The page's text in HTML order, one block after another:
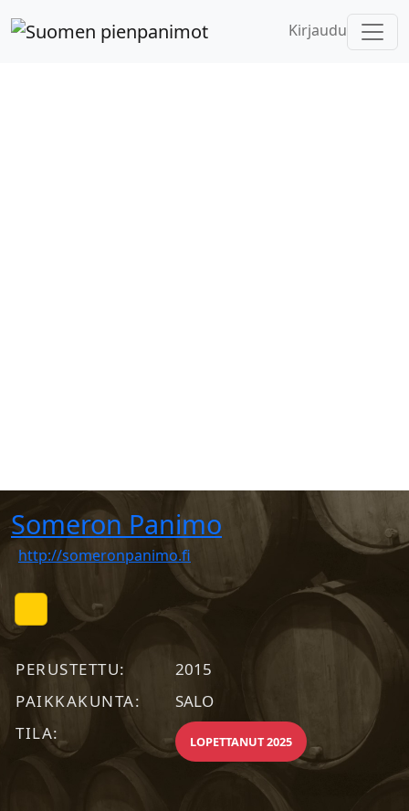
Kirjaudu
Someron Panimo
http://someronpanimo.fi
PERUSTETTU
2015
PAIKKAKUNTA
SALO
TILA
LOPETTANUT 2025